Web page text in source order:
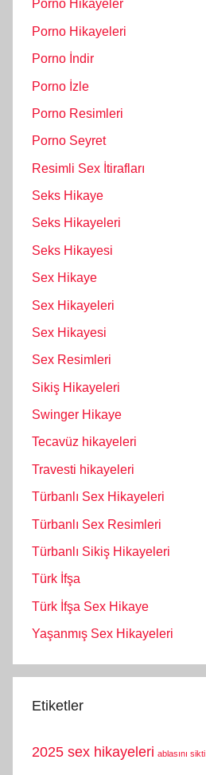
Porno Hikayeler
Porno Hikayeleri
Porno İndir
Porno İzle
Porno Resimleri
Porno Seyret
Resimli Sex İtirafları
Seks Hikaye
Seks Hikayeleri
Seks Hikayesi
Sex Hikaye
Sex Hikayeleri
Sex Hikayesi
Sex Resimleri
Sikiş Hikayeleri
Swinger Hikaye
Tecavüz hikayeleri
Travesti hikayeleri
Türbanlı Sex Hikayeleri
Türbanlı Sex Resimleri
Türbanlı Sikiş Hikayeleri
Türk İfşa
Türk İfşa Sex Hikaye
Yaşanmış Sex Hikayeleri
Etiketler
2025 sex hikayeleri ablasını sikti